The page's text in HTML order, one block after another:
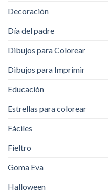
Decoración
Día del padre
Dibujos para Colorear
Dibujos para Imprimir
Educación
Estrellas para colorear
Fáciles
Fieltro
Goma Eva
Halloween